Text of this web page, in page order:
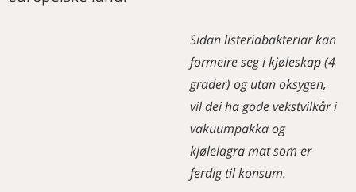
Sidan listeriabakteriar kan
formeire seg i kjøleskap (4
grader) og utan oksygen,
vil dei ha gode vekstvilkår i
vakuumpakka og
kjølelagra mat som er
ferdig til konsum.